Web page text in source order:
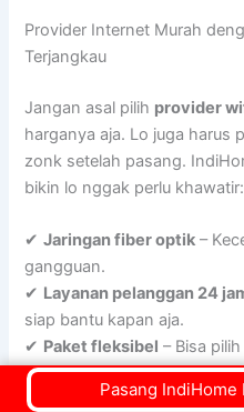
Provider Internet Murah
Terjangkau
Jangan asal pilih provider
harganya aja. Lo juga harus
zonk setelah pasang.
bikin lo nggak perlu khawatir:
✔Jaringan fiber optik –
gangguan.
✔ Layanan pelanggan 24
siap bantu kapan aja.
✔ Paket fleksibel – Bisa
lebih kencang.
✔
Promo & bonus langganan
Pasang